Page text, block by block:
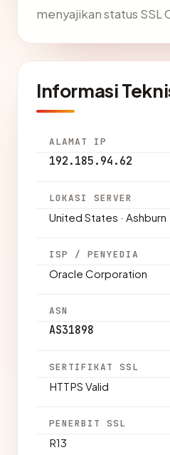
menyajikan status SSL
Informasi
ALAMAT IP
192.185.94.62
LOKASI SERVER
United States · Ashburn
ISP / PENYEDIA
Oracle Corporation
ASN
AS31898
SERTIFIKAT SSL
HTTPS Valid
PENERBIT SSL
R13